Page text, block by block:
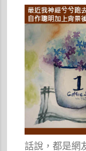
話說，都是網